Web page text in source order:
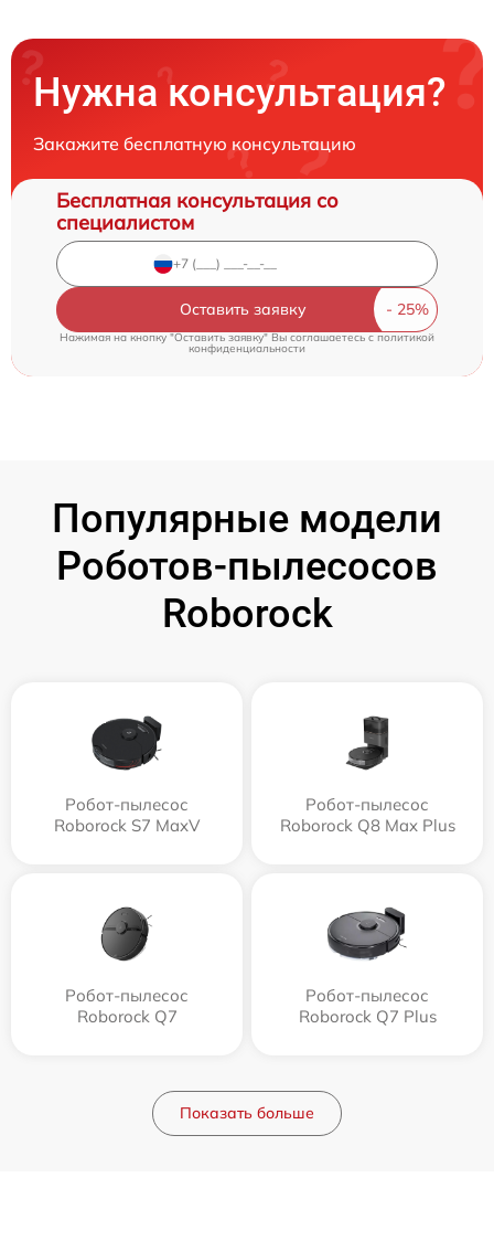
Нужна консультация?
Закажите бесплатную консультацию
Бесплатная консультация со
специалистом
Оставить заявку
Нажимая на кнопку "Оставить заявку" Вы соглашаетесь cполитикой
конфиденциальности
Популярные модели
Роботов-пылесосов
Roborock
Робот-пылесос
Roborock S7 MaxV
Робот-пылесос
Roborock Q8 Max Plus
Робот-пылесос
Roborock Q7
Робот-пылесос
Roborock Q7 Plus
Показать больше